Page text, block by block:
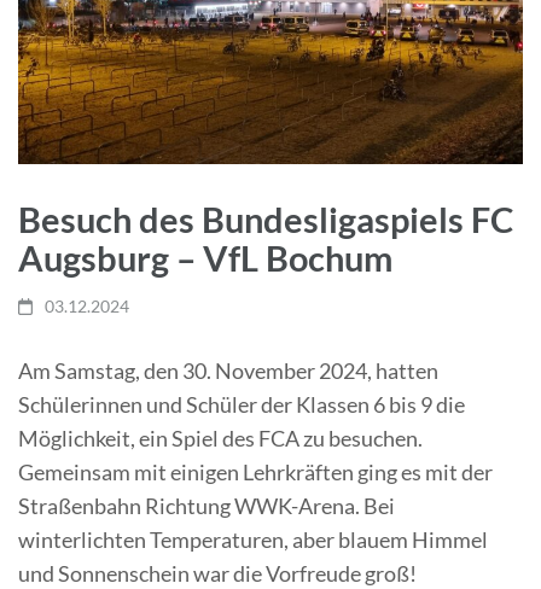
Besuch des Bundesligaspiels FC
Augsburg – VfL Bochum
03.12.2024
Am Samstag, den 30. November 2024, hatten
Schülerinnen und Schüler der Klassen 6 bis 9 die
Möglichkeit, ein Spiel des FCA zu besuchen.
Gemeinsam mit einigen Lehrkräften ging es mit der
Straßenbahn Richtung WWK-Arena. Bei
winterlichten Temperaturen, aber blauem Himmel
und Sonnenschein war die Vorfreude groß!